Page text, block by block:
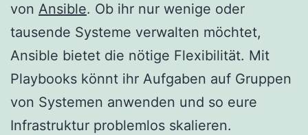
von Ansible. Ob ihr nur wenige oder
tausende Systeme verwalten möchtet,
Ansible bietet die nötige Flexibilität. Mit
Playbooks könnt ihr Aufgaben auf Gruppen
von Systemen anwenden und so eure
Infrastruktur problemlos skalieren.